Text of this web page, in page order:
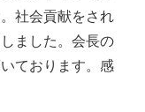
社会貢献をされ
ました。会長の
ております。感